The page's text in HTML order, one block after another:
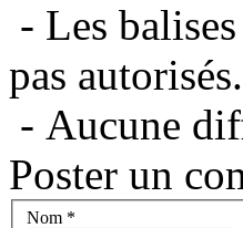
- Les
pas autorisés.
- Aucune
Poster un
Nom *